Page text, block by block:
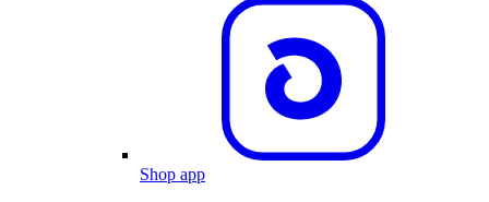
Shop app